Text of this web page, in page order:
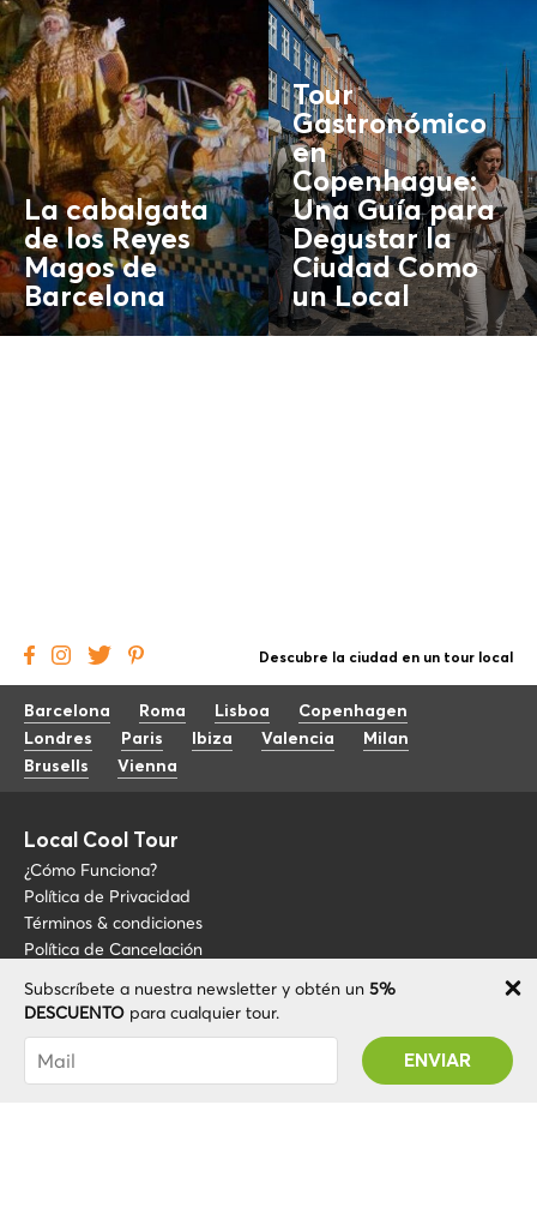
La cabalgata
de los Reyes
Magos de
Barcelona
Tour
Gastronómico
en
Copenhague:
Una Guía para
Degustar la
Ciudad Como
unLocal
Subscríbete a nuestra newsletter y obtén un 5%
DESCUENTO para cualquier tour.
Has sido suscrito con éxito! Recibirás tu código
de promoción después de validar tu cuenta
Descubre la ciudad en un tour local
Barcelona Roma Lisboa
Copenhagen
Londres
Paris Ibiza Valencia
Milan
Brusells
Vienna
Local Cool Tour
¿Cómo Funciona?
Política de Privacidad
Términos & condiciones
Política de Cancelación
Blog
Sobre LCT
FAQ
Conviértete en guía
+34 675 176 220